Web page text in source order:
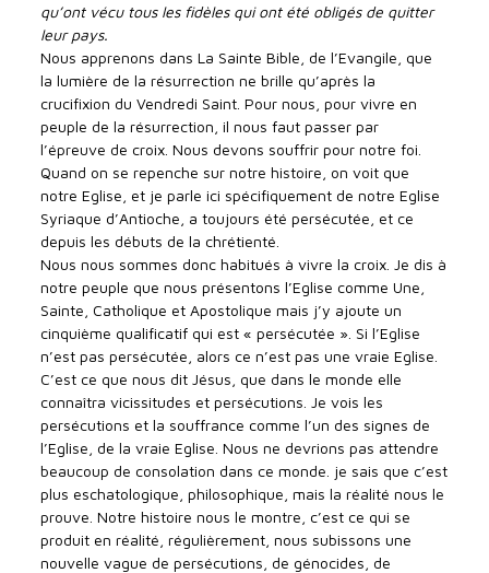
qu’ont vécu tous les fidèles qui ont été obligés de quitter
leur pays.
Nous apprenons dans La Sainte Bible, de l’Evangile, que
la lumière de la résurrection ne brille qu’après la
crucifixion du Vendredi Saint. Pour nous, pour vivre en
peuple de la résurrection, il nous faut passer par
l’épreuve de croix. Nous devons souffrir pour notre foi.
Quand on se repenche sur notre histoire, on voit que
notre Eglise, et je parle ici spécifiquement de notre Eglise
Syriaque d’Antioche, a toujours été persécutée, et ce
depuis les débuts de la chrétienté.
Nous nous sommes donc habitués à vivre la croix. Je dis à
notre peuple que nous présentons l’Eglise comme Une,
Sainte, Catholique et Apostolique mais j’y ajoute un
cinquième qualificatif qui est « persécutée ». Si l’Eglise
n’est pas persécutée, alors ce n’est pas une vraie Eglise.
C’est ce que nous dit Jésus, que dans le monde elle
connaîtra vicissitudes et persécutions. Je vois les
persécutions et la souffrance comme l’un des signes de
l’Eglise, de la vraie Eglise. Nous ne devrions pas attendre
beaucoup de consolation dans ce monde. je sais que c’est
plus eschatologique, philosophique, mais la réalité nous le
prouve. Notre histoire nous le montre, c’est ce qui se
produit en réalité, régulièrement, nous subissons une
nouvelle vague de persécutions, de génocides, de